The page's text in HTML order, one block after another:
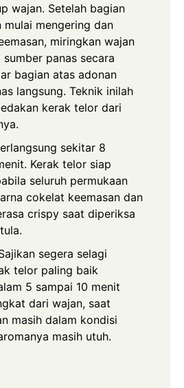
wajan. Setelah bagian
mulai mengering dan
miringkan wajan
sumber panas secara
bagian atas adonan
langsung. Teknik inilah
kerak telor dari
sekitar 8
Kerak telor siap
seluruh permukaan
cokelat keemasan dan
crispy saat diperiksa
segera selagi
telor paling baik
5 sampai 10 menit
dari wajan, saat
masih dalam kondisi
masih utuh.